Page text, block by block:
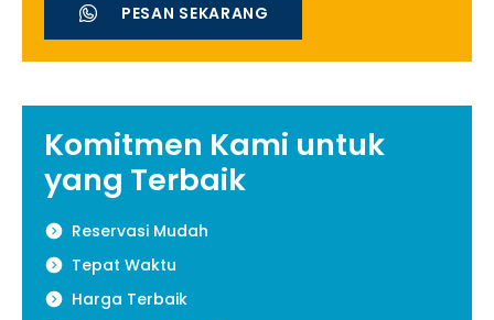
PESAN SEKARANG
Komitmen Kami untuk
yang Terbaik
Reservasi Mudah
Tepat Waktu
Harga Terbaik